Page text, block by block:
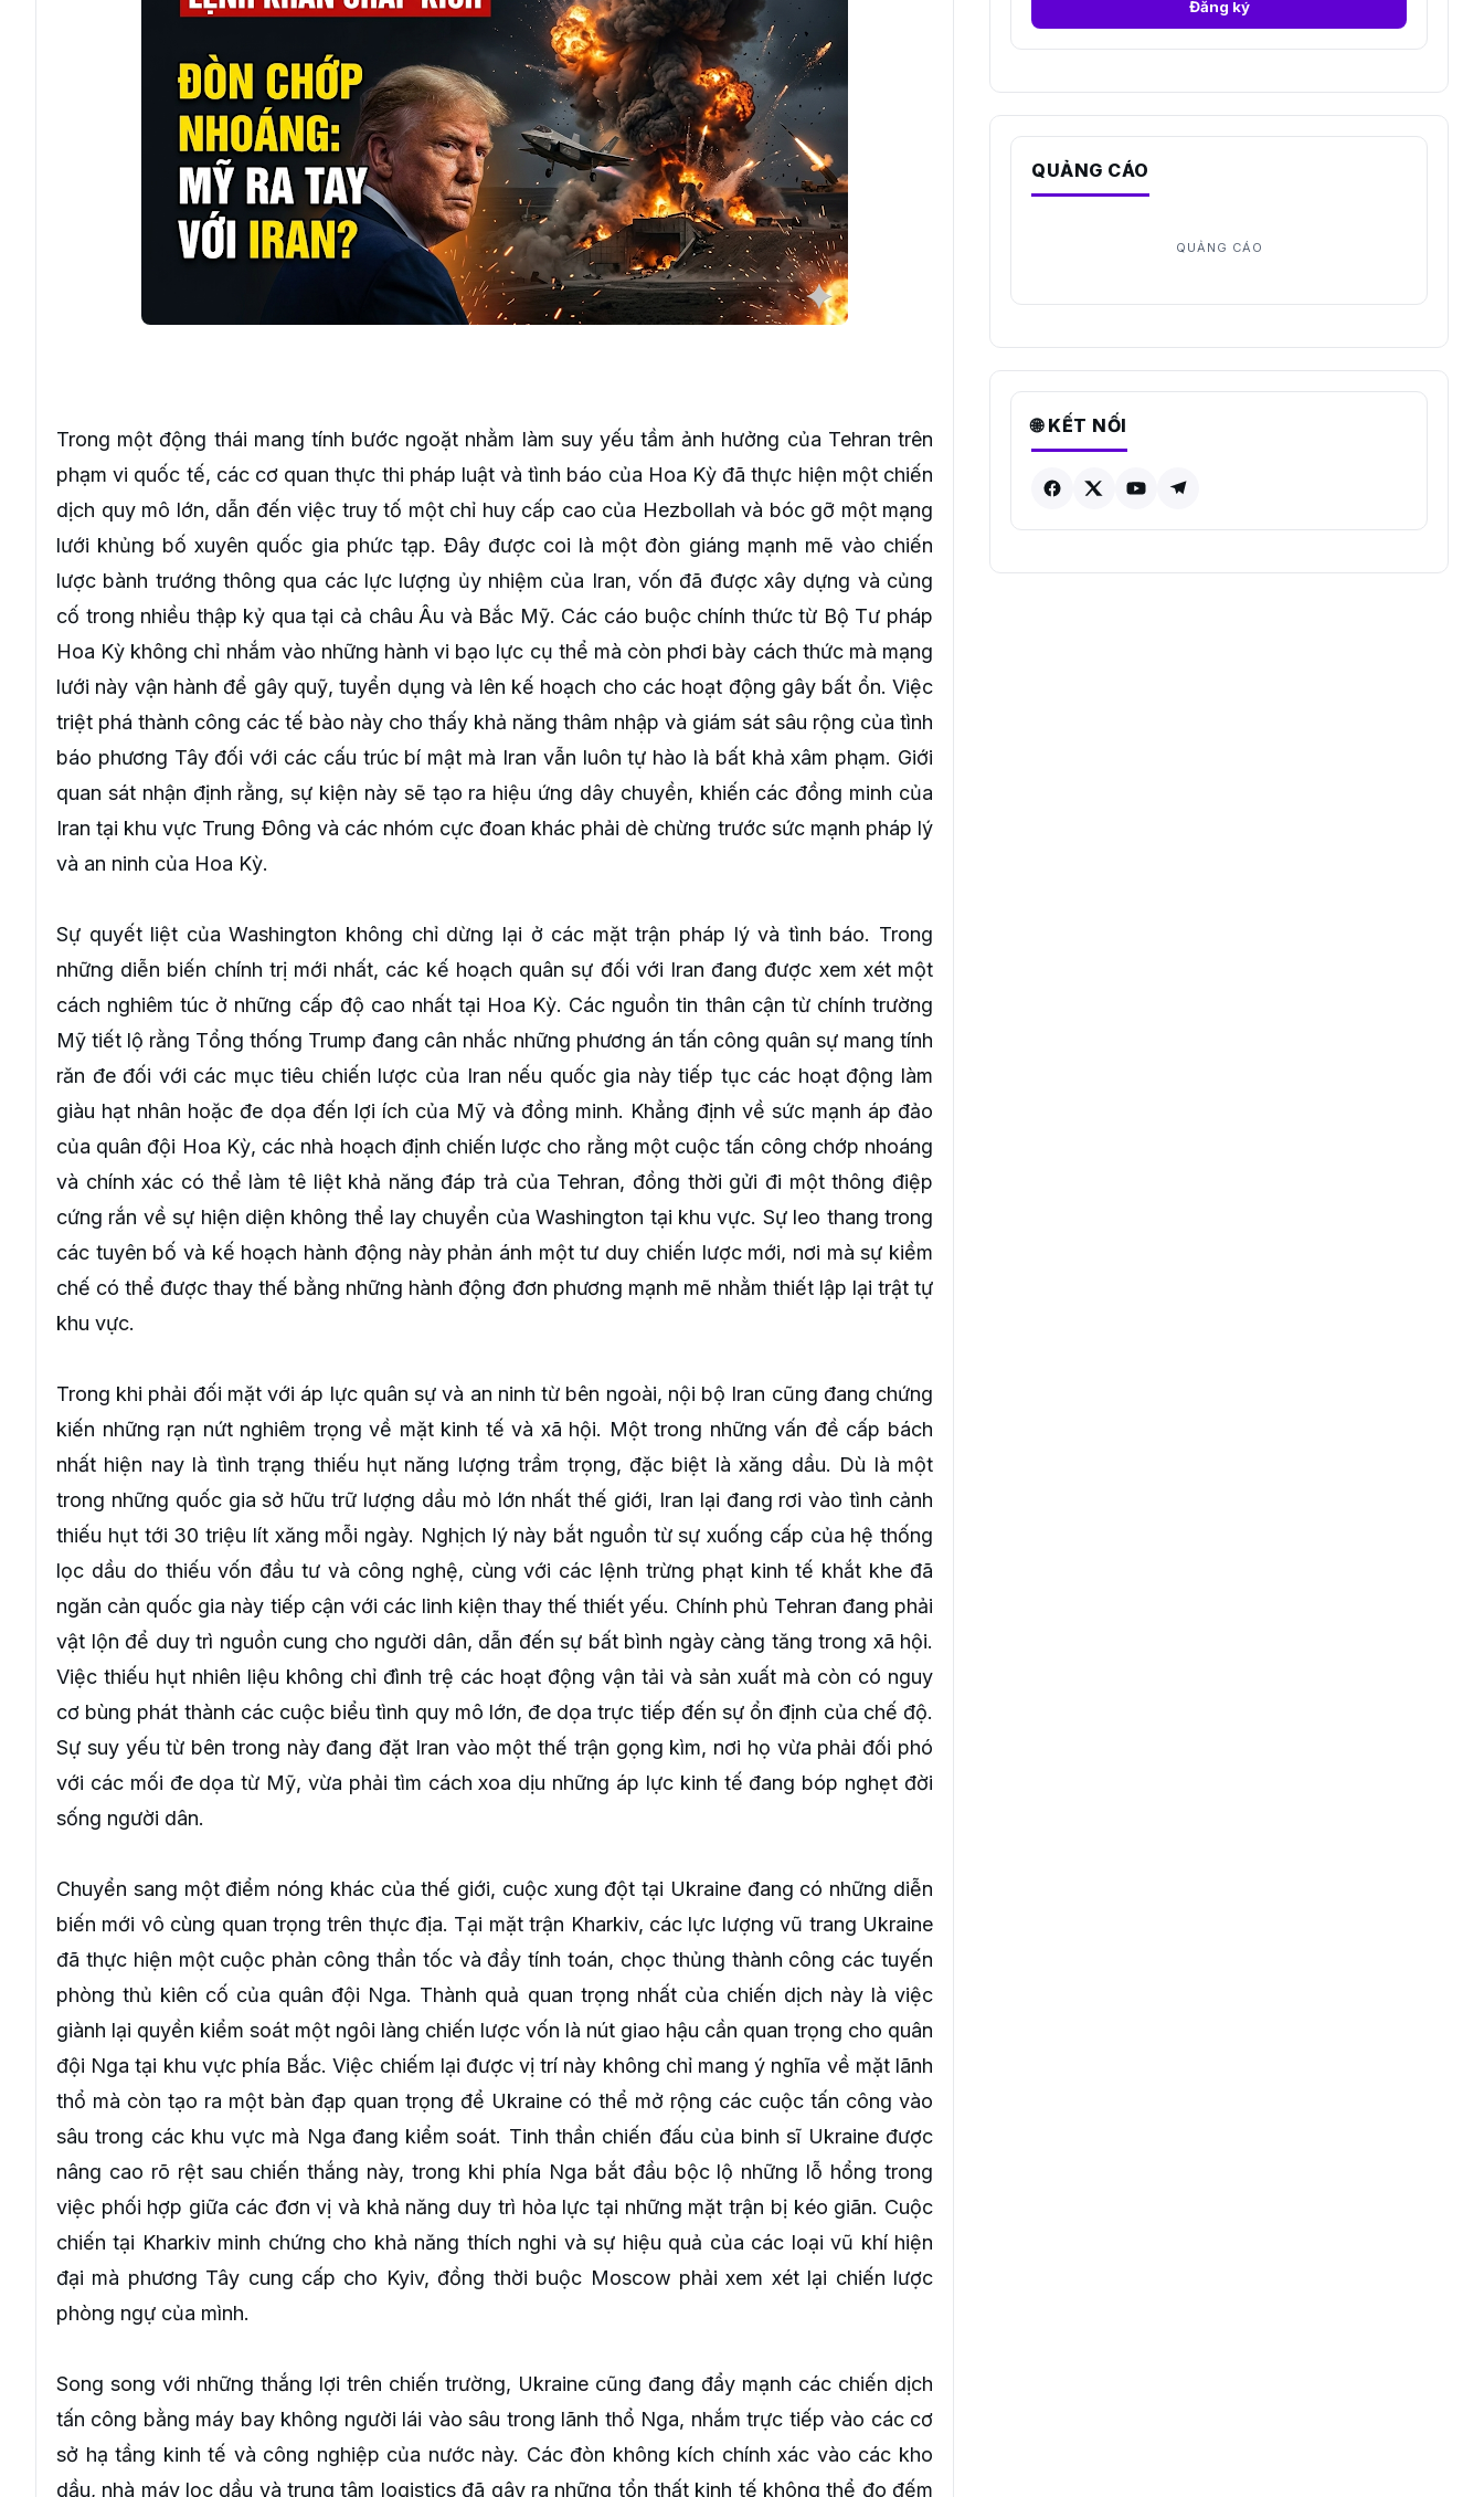
Trong một động thái mang tính bước ngoặt nhằm làm suy yếu tầm ảnh hưởng của Tehran trên
phạm vi quốc tế, các cơ quan thực thi pháp luật và tình báo của Hoa Kỳ đã thực hiện một chiến
dịch quy mô lớn, dẫn đến việc truy tố một chỉ huy cấp cao của Hezbollah và bóc gỡ một mạng
lưới khủng bố xuyên quốc gia phức tạp. Đây được coi là một đòn giáng mạnh mẽ vào chiến
lược bành trướng thông qua các lực lượng ủy nhiệm của Iran, vốn đã được xây dựng và củng
cố trong nhiều thập kỷ qua tại cả châu Âu và Bắc Mỹ. Các cáo buộc chính thức từ Bộ Tư pháp
Hoa Kỳ không chỉ nhắm vào những hành vi bạo lực cụ thể mà còn phơi bày cách thức mà mạng
lưới này vận hành để gây quỹ, tuyển dụng và lên kế hoạch cho các hoạt động gây bất ổn. Việc
triệt phá thành công các tế bào này cho thấy khả năng thâm nhập và giám sát sâu rộng của tình
báo phương Tây đối với các cấu trúc bí mật mà Iran vẫn luôn tự hào là bất khả xâm phạm. Giới
quan sát nhận định rằng, sự kiện này sẽ tạo ra hiệu ứng dây chuyền, khiến các đồng minh của
Iran tại khu vực Trung Đông và các nhóm cực đoan khác phải dè chừng trước sức mạnh pháp lý
và an ninh của Hoa Kỳ.
Sự quyết liệt của Washington không chỉ dừng lại ở các mặt trận pháp lý và tình báo. Trong
những diễn biến chính trị mới nhất, các kế hoạch quân sự đối với Iran đang được xem xét một
cách nghiêm túc ở những cấp độ cao nhất tại Hoa Kỳ. Các nguồn tin thân cận từ chính trường
Mỹ tiết lộ rằng Tổng thống Trump đang cân nhắc những phương án tấn công quân sự mang tính
răn đe đối với các mục tiêu chiến lược của Iran nếu quốc gia này tiếp tục các hoạt động làm
giàu hạt nhân hoặc đe dọa đến lợi ích của Mỹ và đồng minh. Khẳng định về sức mạnh áp đảo
của quân đội Hoa Kỳ, các nhà hoạch định chiến lược cho rằng một cuộc tấn công chớp nhoáng
và chính xác có thể làm tê liệt khả năng đáp trả của Tehran, đồng thời gửi đi một thông điệp
cứng rắn về sự hiện diện không thể lay chuyển của Washington tại khu vực. Sự leo thang trong
các tuyên bố và kế hoạch hành động này phản ánh một tư duy chiến lược mới, nơi mà sự kiềm
chế có thể được thay thế bằng những hành động đơn phương mạnh mẽ nhằm thiết lập lại trật tự
khu vực.
Trong khi phải đối mặt với áp lực quân sự và an ninh từ bên ngoài, nội bộ Iran cũng đang chứng
kiến những rạn nứt nghiêm trọng về mặt kinh tế và xã hội. Một trong những vấn đề cấp bách
nhất hiện nay là tình trạng thiếu hụt năng lượng trầm trọng, đặc biệt là xăng dầu. Dù là một
trong những quốc gia sở hữu trữ lượng dầu mỏ lớn nhất thế giới, Iran lại đang rơi vào tình cảnh
thiếu hụt tới 30 triệu lít xăng mỗi ngày. Nghịch lý này bắt nguồn từ sự xuống cấp của hệ thống
lọc dầu do thiếu vốn đầu tư và công nghệ, cùng với các lệnh trừng phạt kinh tế khắt khe đã
ngăn cản quốc gia này tiếp cận với các linh kiện thay thế thiết yếu. Chính phủ Tehran đang phải
vật lộn để duy trì nguồn cung cho người dân, dẫn đến sự bất bình ngày càng tăng trong xã hội.
Việc thiếu hụt nhiên liệu không chỉ đình trệ các hoạt động vận tải và sản xuất mà còn có nguy
cơ bùng phát thành các cuộc biểu tình quy mô lớn, đe dọa trực tiếp đến sự ổn định của chế độ.
Sự suy yếu từ bên trong này đang đặt Iran vào một thế trận gọng kìm, nơi họ vừa phải đối phó
với các mối đe dọa từ Mỹ, vừa phải tìm cách xoa dịu những áp lực kinh tế đang bóp nghẹt đời
sống người dân.
Chuyển sang một điểm nóng khác của thế giới, cuộc xung đột tại Ukraine đang có những diễn
biến mới vô cùng quan trọng trên thực địa. Tại mặt trận Kharkiv, các lực lượng vũ trang Ukraine
đã thực hiện một cuộc phản công thần tốc và đầy tính toán, chọc thủng thành công các tuyến
phòng thủ kiên cố của quân đội Nga. Thành quả quan trọng nhất của chiến dịch này là việc
giành lại quyền kiểm soát một ngôi làng chiến lược vốn là nút giao hậu cần quan trọng cho quân
đội Nga tại khu vực phía Bắc. Việc chiếm lại được vị trí này không chỉ mang ý nghĩa về mặt lãnh
thổ mà còn tạo ra một bàn đạp quan trọng để Ukraine có thể mở rộng các cuộc tấn công vào
sâu trong các khu vực mà Nga đang kiểm soát. Tinh thần chiến đấu của binh sĩ Ukraine được
nâng cao rõ rệt sau chiến thắng này, trong khi phía Nga bắt đầu bộc lộ những lỗ hổng trong
việc phối hợp giữa các đơn vị và khả năng duy trì hỏa lực tại những mặt trận bị kéo giãn. Cuộc
chiến tại Kharkiv minh chứng cho khả năng thích nghi và sự hiệu quả của các loại vũ khí hiện
đại mà phương Tây cung cấp cho Kyiv, đồng thời buộc Moscow phải xem xét lại chiến lược
phòng ngự của mình.
Song song với những thắng lợi trên chiến trường, Ukraine cũng đang đẩy mạnh các chiến dịch
tấn công bằng máy bay không người lái vào sâu trong lãnh thổ Nga, nhắm trực tiếp vào các cơ
sở hạ tầng kinh tế và công nghiệp của nước này. Các đòn không kích chính xác vào các kho
dầu, nhà máy lọc dầu và trung tâm logistics đã gây ra những tổn thất kinh tế không thể đo đếm
Đăng ký
QUẢNG CÁO
🌐 KẾT NỐI